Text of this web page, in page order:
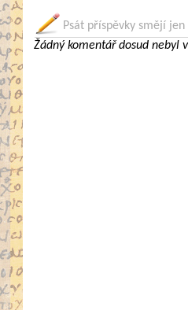
Psát příspěvky smějí
Žádný komentář dosud nebyl